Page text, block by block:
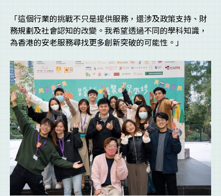
「這個行業的挑戰不只是提供服務，還涉及政策支持、財
務規劃及社會認知的改變。我希望透過不同的學科知識，
為香港的安老服務尋找更多創新突破的可能性。」